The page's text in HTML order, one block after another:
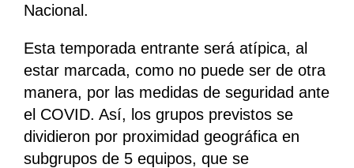
Nacional.
Esta temporada entrante será atípica, al
estar marcada, como no puede ser de otra
manera, por las medidas de seguridad ante
el COVID. Así, los grupos previstos se
dividieron por proximidad geográfica en
subgrupos de 5 equipos, que se